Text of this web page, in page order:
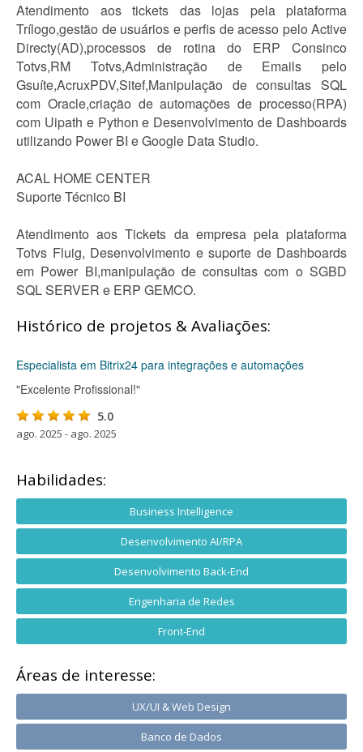
Atendimento aos tickets das lojas pela plataforma
Trílogo,gestão de usuários e perfis de acesso pelo Active
Directy(AD),processos de rotina do ERP Consinco
Totvs,RM Totvs,Administração de Emails pelo
Gsuíte,AcruxPDV,Sitef,Manipulação de consultas SQL
com Oracle,criação de automações de processo(RPA)
com Uipath e Python e Desenvolvimento de Dashboards
utilizando Power BI e Google Data Studio.
ACAL HOME CENTER
Suporte Técnico BI
Atendimento aos Tickets da empresa pela plataforma
Totvs Fluig, Desenvolvimento e suporte de Dashboards
em Power BI,manipulação de consultas com o SGBD
SQL SERVER e ERP GEMCO.
Histórico de projetos & Avaliações:
Especialista em Bitrix24 para integrações e automações
"Excelente Profissional!"
5.0
ago. 2025 - ago. 2025
Habilidades:
Business Intelligence
Desenvolvimento AI/RPA
Desenvolvimento Back-End
Engenharia de Redes
Front-End
Áreas de interesse:
UX/UI & Web Design
Banco de Dados